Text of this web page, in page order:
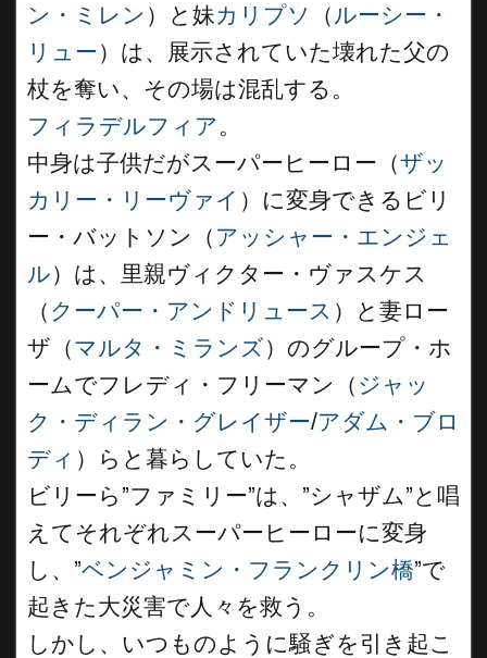
ン・ミレン ）と妹カリプソ （ ルーシー・
リュー）は、展示されていた壊れた父の
杖を奪い、その場は混乱する。
フィラデルフィア。
中身は子供だがスーパーヒーロー（ザッ
カリー・リーヴァイ ）に変身できるビリ
ー・バットソン（ アッシャー・エンジェ
ル）は、里親ヴィクター・ヴァスケス
（ クーパー・アンドリュース ）と妻ロー
ザ（マルタ・ミランズ）のグループ・ホ
ームでフレディ・フリーマン（ ジャッ
ク・ディラン・グレイザー/アダム・ブロ
ディ ）らと暮らしていた。
ビリーら”ファミリー”は、”シャザム”と唱
えてそれぞれスーパーヒーローに変身
し、”ベンジャミン・フランクリン橋”で
起きた大災害で人々を救う。
しかし、いつものように騒ぎを引き起こ